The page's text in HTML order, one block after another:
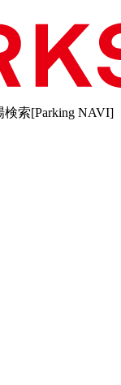
索[Parking NAVI]